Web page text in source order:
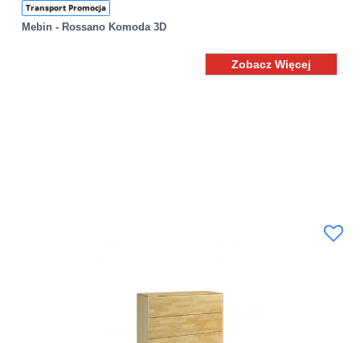
Transport Promocja
Mebin - Rossano Komoda 3D
Zobacz Więcej